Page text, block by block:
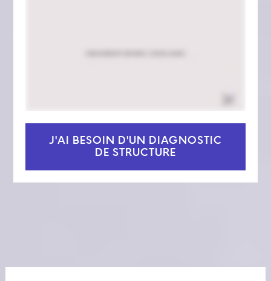
J'AI BESOIN D'UN DIAGNOSTIC
DE STRUCTURE